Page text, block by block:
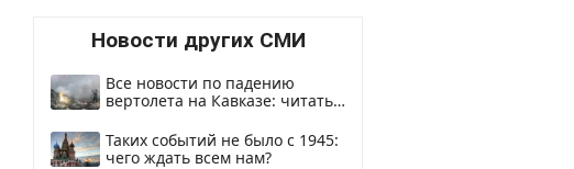
Новости других СМИ
Все новости по падению
вертолета на Кавказе: читать
Таких событий не было с 1945:
чего ждать всем нам?